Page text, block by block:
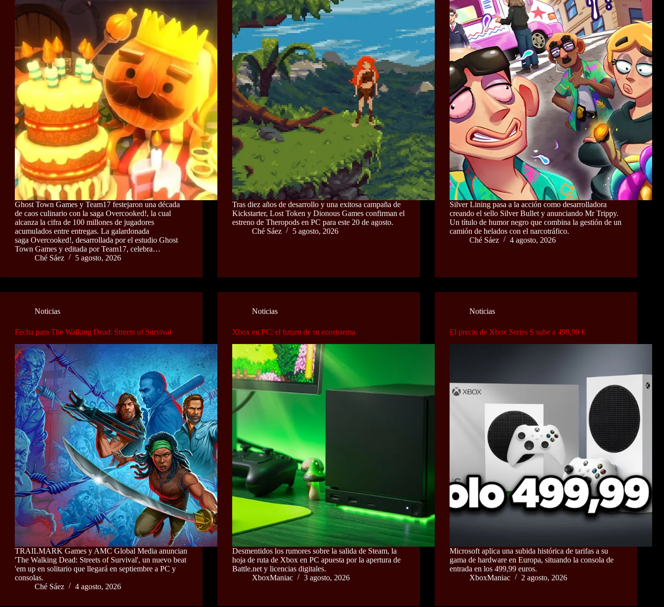
Ghost Town Games y Team17 festejaron una década
de caos culinario con la saga Overcooked!, la cual
alcanza la cifra de 100 millones de jugadores
acumulados entre entregas. La galardonada
saga Overcooked!, desarrollada por el estudio Ghost
Town Games y editada por Team17, celebra…
Ché Sáez
5 agosto, 2026
Tras diez años de desarrollo y una exitosa campaña de
Kickstarter, Lost Token y Dionous Games confirman el
estreno de Theropods en PC para este 20 de agosto.
Ché Sáez
5 agosto, 2026
Silver Lining pasa a la acción como desarrolladora
creando el sello Silver Bullet y anunciando Mr Trippy.
Un título de humor negro que combina la gestión de un
camión de helados con el narcotráfico.
Ché Sáez
4 agosto, 2026
Noticias
Fecha para The Walking Dead: Streets of Survival
TRAILMARK Games y AMC Global Media anuncian
'The Walking Dead: Streets of Survival', un nuevo beat
'em up en solitario que llegará en septiembre a PC y
consolas.
Ché Sáez
4 agosto, 2026
Noticias
Xbox en PC: el futuro de su ecosistema
Desmentidos los rumores sobre la salida de Steam, la
hoja de ruta de Xbox en PC apuesta por la apertura de
Battle.net y licencias digitales.
XboxManiac
3 agosto, 2026
Noticias
El precio de Xbox Series S sube a 499,99 €
Microsoft aplica una subida histórica de tarifas a su
gama de hardware en Europa, situando la consola de
entrada en los 499,99 euros.
XboxManiac
2 agosto, 2026